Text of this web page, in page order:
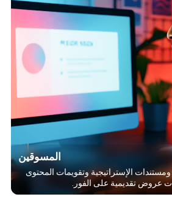
المسوقين
الإستراتيجية وتقويمات المحتوى
عروض تقديمية على الفور.